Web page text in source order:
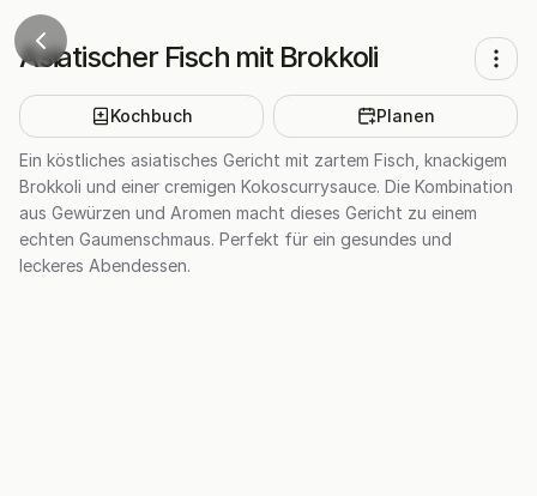
Asiatischer Fisch mit Brokkoli
Kochbuch Planen
Ein köstliches asiatisches Gericht mit zartem Fisch, knackigem
Brokkoli und einer cremigen Kokoscurrysauce. Die Kombination
aus Gewürzen und Aromen macht dieses Gericht zu einem
echten Gaumenschmaus. Perfekt für ein gesundes und
leckeres Abendessen.